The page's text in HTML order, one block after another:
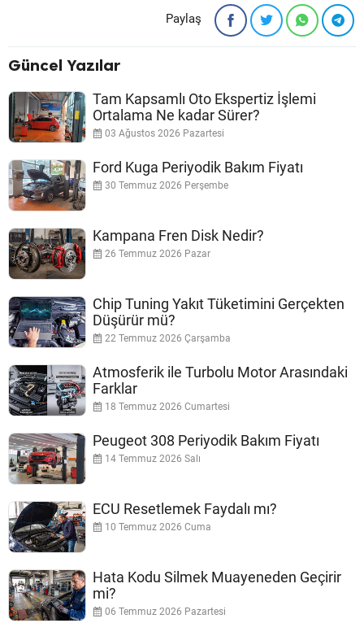
Paylaş
Güncel Yazılar
Tam Kapsamlı Oto Ekspertiz İşlemi
Ortalama Ne kadar Sürer?
03 Ağustos 2026 Pazartesi
Ford Kuga Periyodik Bakım Fiyatı
30 Temmuz 2026 Perşembe
Kampana Fren Disk Nedir?
26 Temmuz 2026 Pazar
Chip Tuning Yakıt Tüketimini Gerçekten
Düşürür mü?
22 Temmuz 2026 Çarşamba
Atmosferik ile Turbolu Motor Arasındaki
Farklar
18 Temmuz 2026 Cumartesi
Peugeot 308 Periyodik Bakım Fiyatı
14 Temmuz 2026 Salı
ECU Resetlemek Faydalı mı?
10 Temmuz 2026 Cuma
Hata Kodu Silmek Muayeneden Geçirir
mi?
06 Temmuz 2026 Pazartesi